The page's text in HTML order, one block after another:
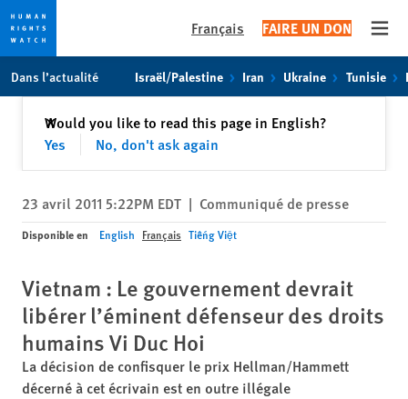
toto
content
Français FAIRE UN DON
Dans l’actualité Israël/Palestine Iran Ukraine Tunisie
Would you like to read this page in English?
Yes
No, don't ask again
✕Fermer
23 avril 2011 5:22PM EDT | Communiqué de presse
Disponible en English Français Tiếng Việt
Vietnam : Le gouvernement devrait
libérer l’éminent défenseur des droits
humains Vi Duc Hoi
La décision de confisquer le prix Hellman/Hammett
décerné à cet écrivain est en outre illégale